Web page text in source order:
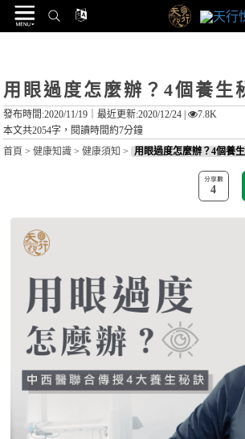
用眼過度怎麼辦？4個養生
發布時間:2020/11/19｜最近更新:2020/12/24 |
7.8K
本文共2054字，閱讀時間約7分鐘
首頁 >健康知識 >健康須知 > 用眼過度怎麼辦？4個養
4